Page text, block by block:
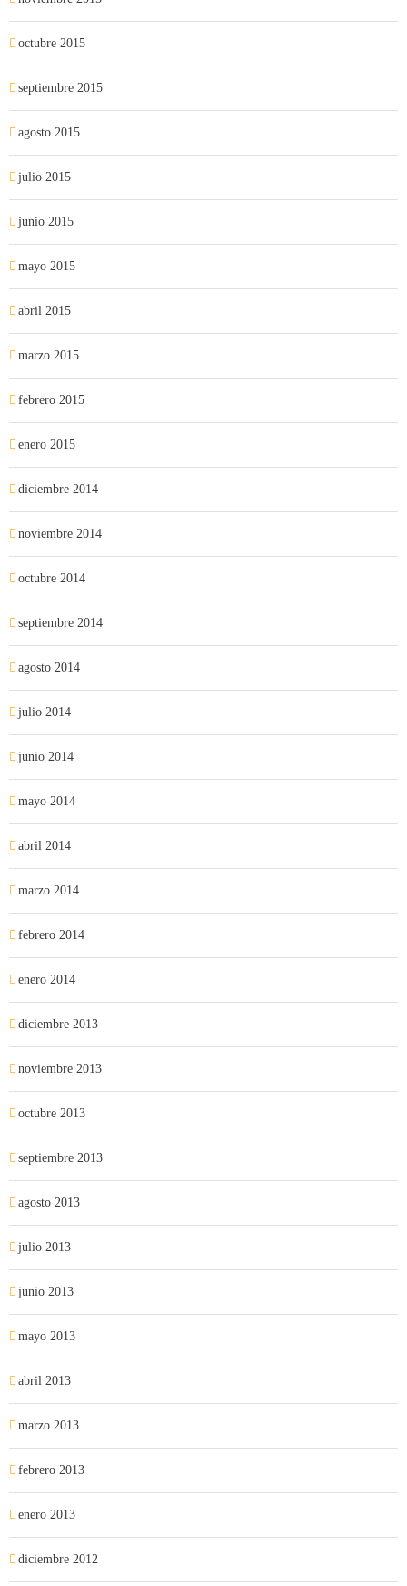
octubre 2015
septiembre 2015
agosto 2015
julio 2015
junio 2015
mayo 2015
abril 2015
marzo 2015
febrero 2015
enero 2015
diciembre 2014
noviembre 2014
octubre 2014
septiembre 2014
agosto 2014
julio 2014
junio 2014
mayo 2014
abril 2014
marzo 2014
febrero 2014
enero 2014
diciembre 2013
noviembre 2013
octubre 2013
septiembre 2013
agosto 2013
julio 2013
junio 2013
mayo 2013
abril 2013
marzo 2013
febrero 2013
enero 2013
diciembre 2012